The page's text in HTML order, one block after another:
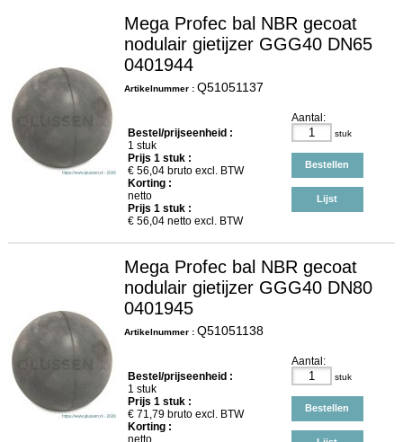
Mega Profec bal NBR gecoat
nodulair gietijzer GGG40 DN65
0401944
Artikelnummer : Q51051137
Bestel/prijseenheid :
1 stuk
Prijs 1stuk :
€ 56,04bruto excl. BTW
Korting :
netto
Prijs 1stuk :
€ 56,04netto excl. BTW
Aantal:
stuk
Bestellen
Lijst
Mega Profec bal NBR gecoat
nodulair gietijzer GGG40 DN80
0401945
Artikelnummer : Q51051138
Bestel/prijseenheid :
1 stuk
Prijs 1stuk :
€ 71,79bruto excl. BTW
Korting :
Aantal:
stuk
Bestellen